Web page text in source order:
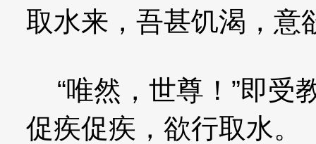
取水来，吾甚饥渴，意
“唯然，世尊！”即受
促疾促疾，欲行取水。